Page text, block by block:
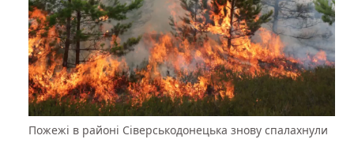
Пожежі в районі Сіверськодонецька знову спалахнули